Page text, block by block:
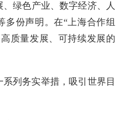
绿色产业、数字经济、人
多份声明。在“上海合作组
质量发展、可持续发展的
列务实举措，吸引世界目